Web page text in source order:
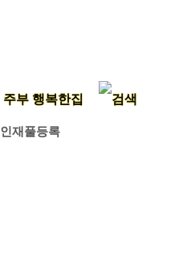
주부 행복한집
인재풀등록